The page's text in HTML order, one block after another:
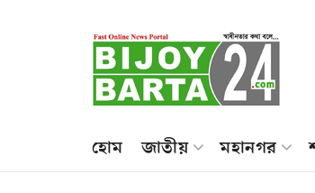
হোম জাতীয় মহানগর